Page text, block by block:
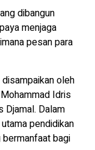
dibangun
menjaga
pesan para
oleh
Idris
Djamal. Dalam
pendidikan
bagi